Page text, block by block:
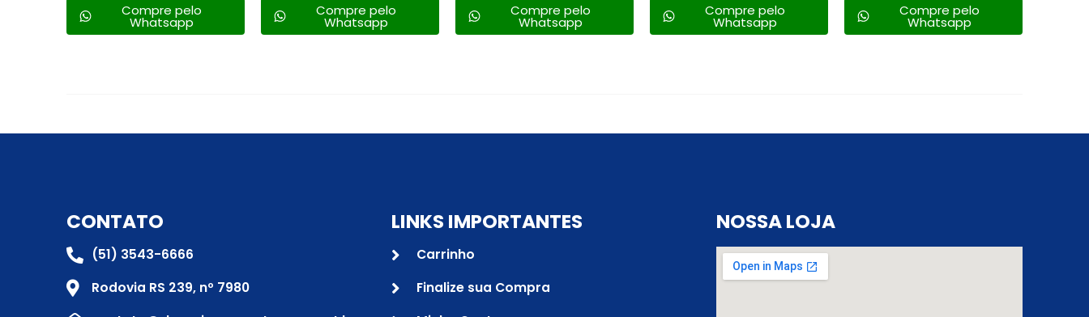
Compre pelo
Whatsapp
Compre pelo
Whatsapp
Compre pelo
Whatsapp
Compre pelo
Whatsapp
Compre pelo
Whatsapp
CONTATO
(51) 3543-6666
Rodovia RS 239, nº 7980
LINKS IMPORTANTES
Carrinho
Finalize sua Compra
NOSSA LOJA